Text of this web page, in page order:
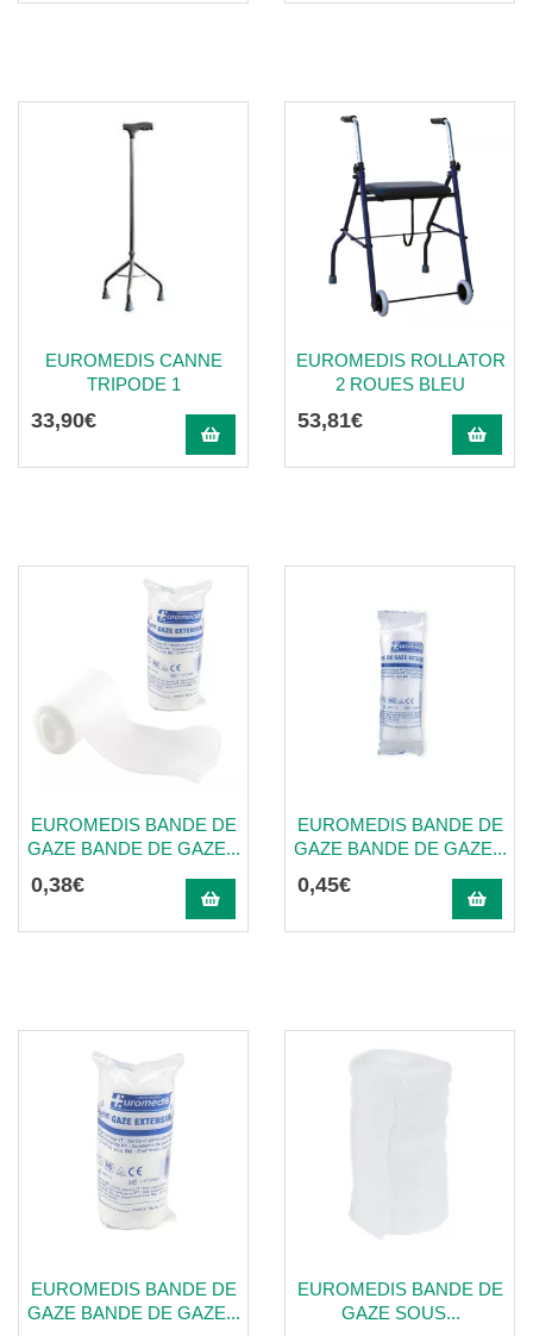
EUROMEDIS CANNE
TRIPODE 1
33,90€
EUROMEDIS ROLLATOR
2 ROUES BLEU
53,81€
EUROMEDIS BANDE DE
GAZE BANDE DE GAZE...
0,38€
EUROMEDIS BANDE DE
GAZE BANDE DE GAZE...
0,45€
EUROMEDIS BANDE DE
GAZE BANDE DE GAZE...
EUROMEDIS BANDE DE
GAZE SOUS...